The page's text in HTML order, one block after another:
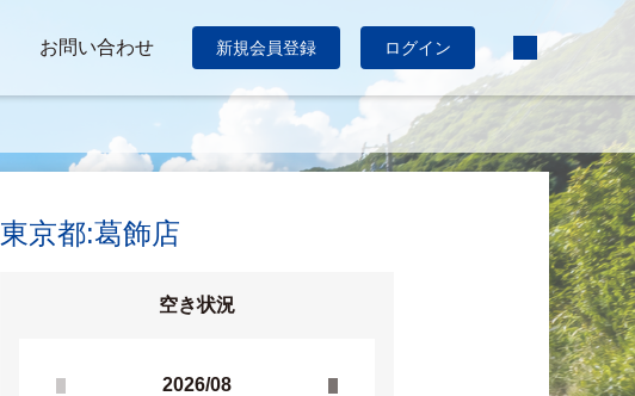
お問い合わせ 新規会員登録 ログイン
東京都:葛飾店
空き状況
2026/08